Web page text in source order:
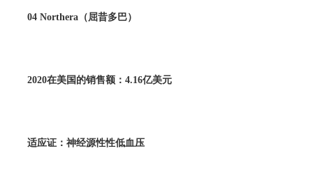
04 Northera （屈昔多巴）
2020在美国的销售额：4.16亿美元
适应证：神经源性性低血压